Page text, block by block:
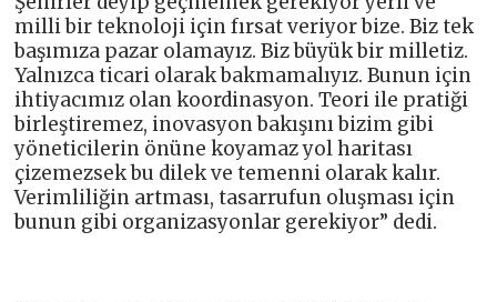
milli bir teknoloji için fırsat veriyor bize. Biz tek
başımıza pazar olamayız. Biz büyük bir milletiz.
Yalnızca ticari olarak bakmamalıyız. Bunun için
ihtiyacımız olan koordinasyon. Teori ile pratiği
birleştiremez, inovasyon bakışını bizim gibi
yöneticilerin önüne koyamaz yol haritası
çizemezsek bu dilek ve temenni olarak kalır.
Verimliliğin artması, tasarrufun oluşması için
bunun gibi organizasyonlar gerekiyor” dedi.